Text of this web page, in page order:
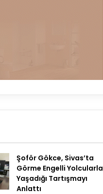
Şoför Gökce, Sivas’ta
Görme Engelli Yolcularla
Yaşadığı Tartışmayı
Anlattı